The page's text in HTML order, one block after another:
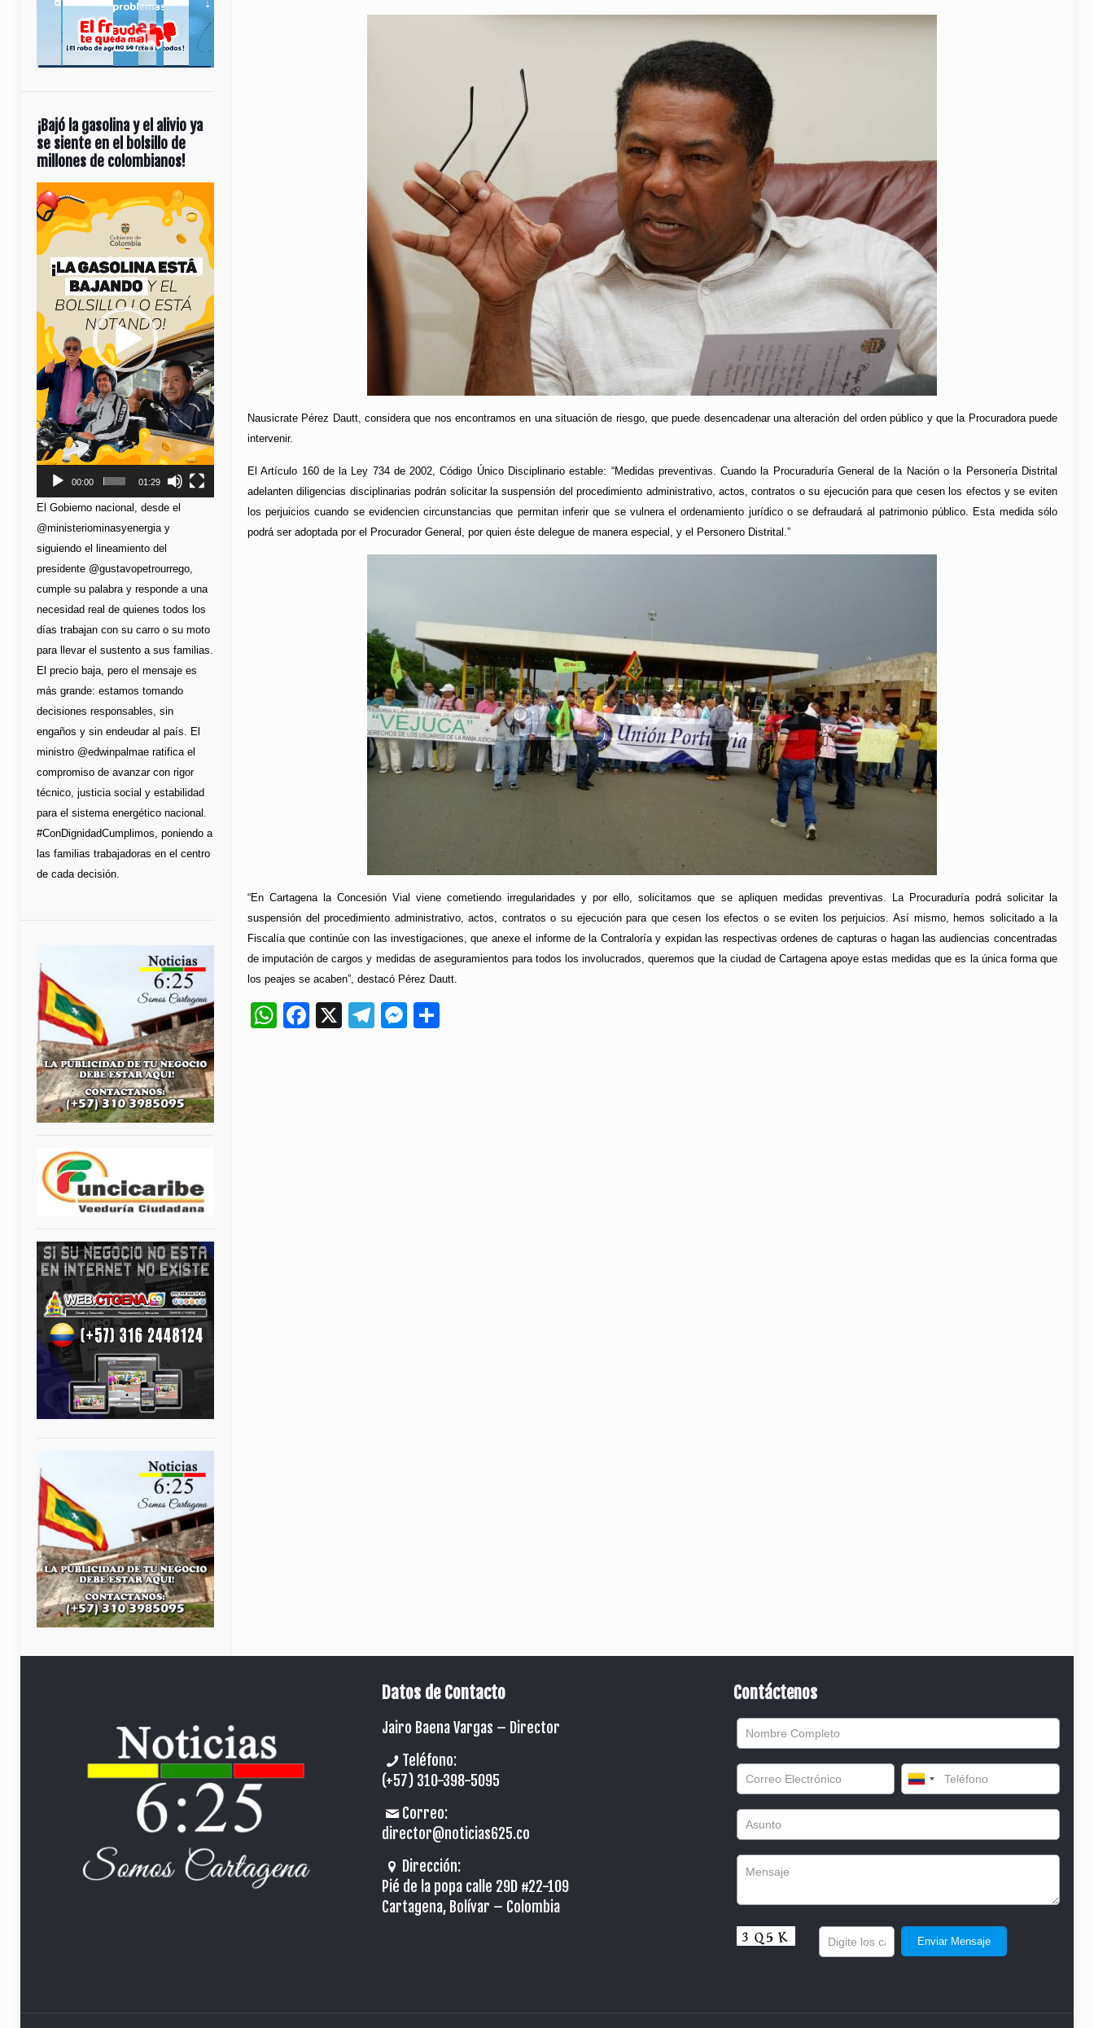
Nausicrate Pérez Dautt, considera que nos encontramos en una situación de riesgo, que puede desencadenar una alteración del orden público y que la Procuradora puede
intervenir.
El Artículo 160 de la Ley 734 de 2002, Código Único Disciplinario estable: “Medidas preventivas. Cuando la Procuraduría General de la Nación o la Personería Distrital
adelanten diligencias disciplinarias podrán solicitar la suspensión del procedimiento administrativo, actos, contratos o su ejecución para que cesen los efectos y se eviten
los perjuicios cuando se evidencien circunstancias que permitan inferir que se vulnera el ordenamiento jurídico o se defraudará al patrimonio público. Esta medida sólo
podrá ser adoptada por el Procurador General, por quien éste delegue de manera especial, y el Personero Distrital.”
“En Cartagena la Concesión Vial viene cometiendo irregularidades y por ello, solicitamos que se apliquen medidas preventivas. La Procuraduría podrá solicitar la
suspensión del procedimiento administrativo, actos, contratos o su ejecución para que cesen los efectos o se eviten los perjuicios. Así mismo, hemos solicitado a la
Fiscalía que continúe con las investigaciones, que anexe el informe de la Contraloría y expidan las respectivas ordenes de capturas o hagan las audiencias concentradas
de imputación de cargos y medidas de aseguramientos para todos los involucrados, queremos que la ciudad de Cartagena apoye estas medidas que es la única forma que
los peajes se acaben”, destacó Pérez Dautt.
WhatsApp
Facebook
X Telegram
Messenger
¡Bajó la gasolina y el alivio ya
se siente en el bolsillo de
millones de colombianos!
Reproductor
de
vídeo
00:00 01:29
El Gobierno nacional, desde el
@ministeriominasyenergia y
siguiendo el lineamiento del
presidente @gustavopetrourrego,
cumple su palabra y responde a una
necesidad real de quienes todos los
días trabajan con su carro o su moto
para llevar el sustento a sus familias.
El precio baja, pero el mensaje es
más grande: estamos tomando
decisiones responsables, sin
engaños y sin endeudar al país. El
ministro @edwinpalmae ratifica el
compromiso de avanzar con rigor
técnico, justicia social y estabilidad
para el sistema energético nacional.
#ConDignidadCumplimos, poniendo a
las familias trabajadoras en el centro
de cada decisión.
Datos de Contacto
Jairo Baena Vargas – Director
Teléfono:
(+57) 310-398-5095
Correo:
director@noticias625.co
Dirección:
Pié de la popa calle 29D #22-109
Cartagena, Bolívar – Colombia
Contáctenos